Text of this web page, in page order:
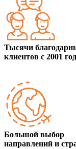
Тысячи
клиентов с 2001
Большой выбор
направлений и